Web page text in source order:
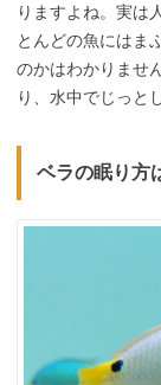
りますよね。実は
とんどの魚にはま
のかはわかりませ
り、水中でじっと
ベラの眠り方